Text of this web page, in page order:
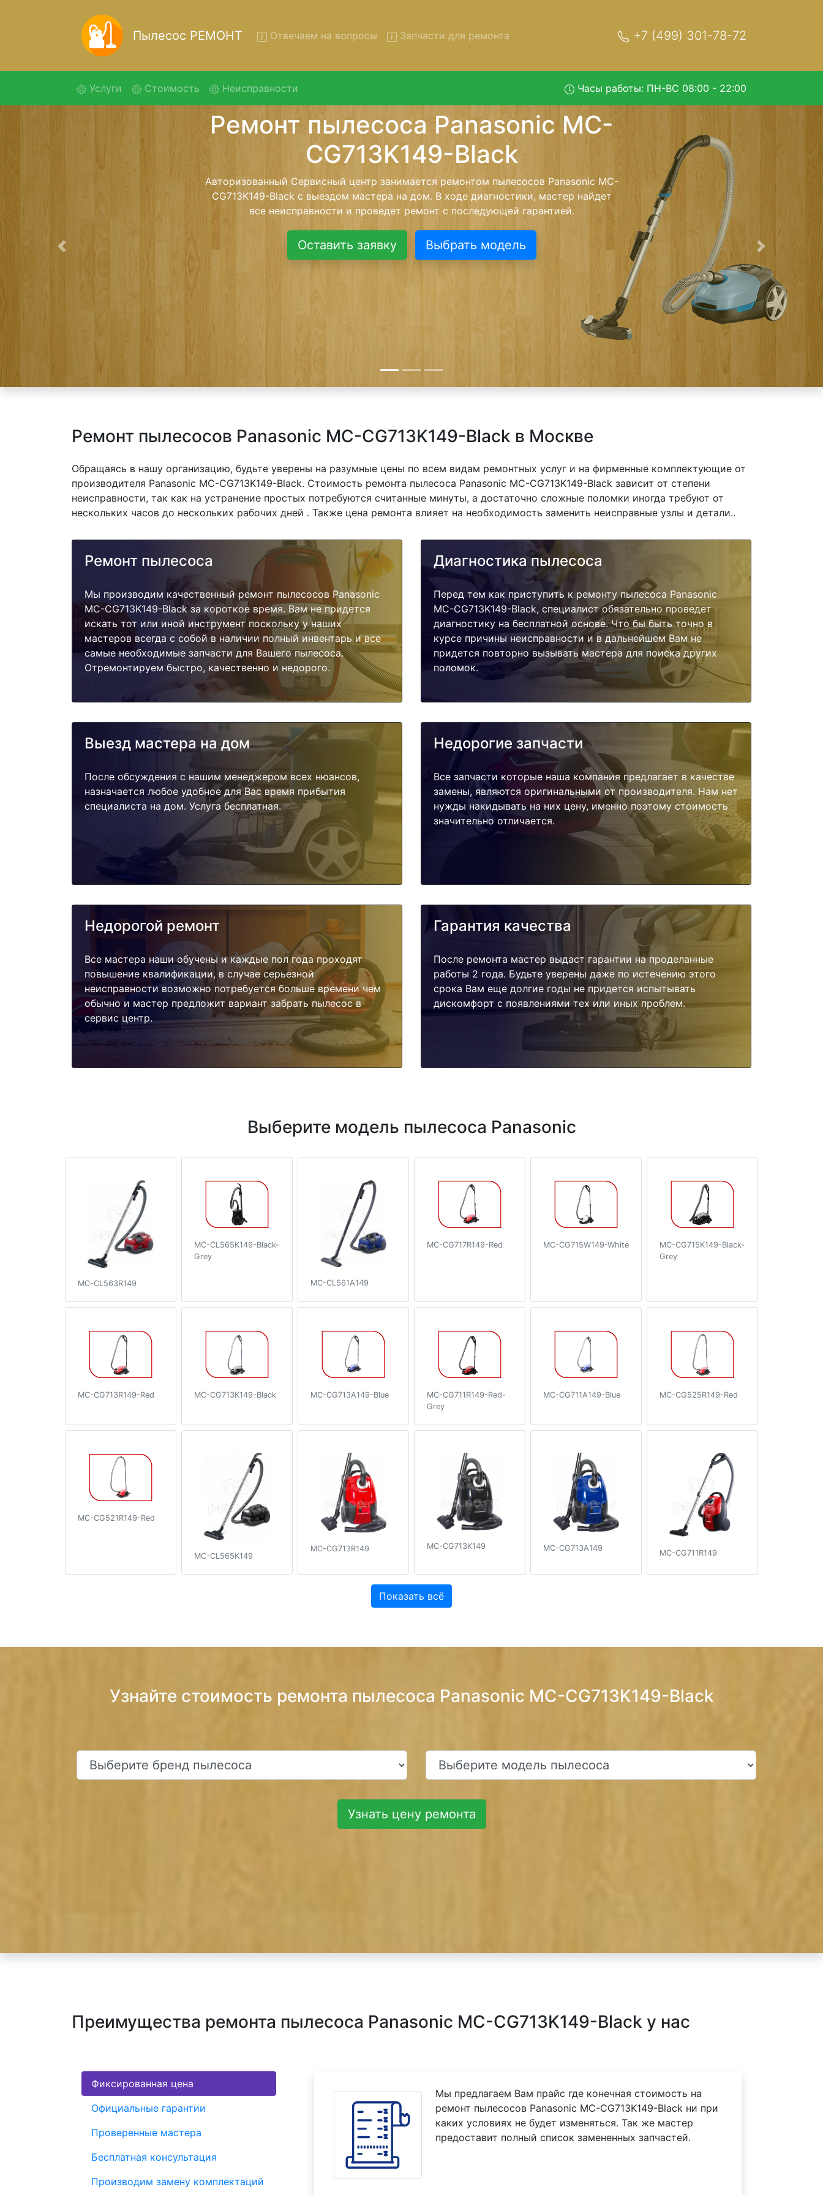
Пылесос РЕМОНТ Отвечаем на вопросы Запчасти для ремонта +7 (499) 301-78-72
Услуги (current)Стоимость Неисправности Часы работы: ПН-ВС 08:00 - 22:00
Ремонт пылесосов Panasonic MC-
CG713K149-Black с вывозом в сервис
Ремонт пылесосов Panasonic MC-CG713K149-Black с вывозом в сервисный центр и
обратно - с помощью нашей бесплатной услуги, специалист заберет Ваш пылесос
для дальнейшего более детального ремонта. Оговоренная стоимость ремонта
останется неизменно при возвращении видеотехники обратно.
Оставить заявку Выбрать модель
Предыдущая Следующая
Ремонт пылесосов Panasonic MC-CG713K149-Black в Москве
Обращаясь в нашу организацию, будьте уверены на разумные цены по всем видам ремонтных услуг и на фирменные комплектующие от
производителя Panasonic MC-CG713K149-Black. Стоимость ремонта пылесоса Panasonic MC-CG713K149-Black зависит от степени
неисправности, так как на устранение простых потребуются считанные минуты, а достаточно сложные поломки иногда требуют от
нескольких часов до нескольких рабочих дней . Также цена ремонта влияет на необходимость заменить неисправные узлы и детали..
Ремонт пылесоса
Мы производим качественный ремонт пылесосов Panasonic
MC-CG713K149-Black за короткое время. Вам не придется
искать тот или иной инструмент поскольку у наших
мастеров всегда с собой в наличии полный инвентарь и все
самые необходимые запчасти для Вашего пылесоса.
Отремонтируем быстро, качественно и недорого.
Диагностика пылесоса
Перед тем как приступить к ремонту пылесоса Panasonic
MC-CG713K149-Black, специалист обязательно проведет
диагностику на бесплатной основе. Что бы быть точно в
курсе причины неисправности и в дальнейшем Вам не
придется повторно вызывать мастера для поиска других
поломок.
Выезд мастера на дом
После обсуждения с нашим менеджером всех нюансов,
назначается любое удобное для Вас время прибытия
специалиста на дом. Услуга бесплатная.
Недорогие запчасти
Все запчасти которые наша компания предлагает в качестве
замены, являются оригинальными от производителя. Нам нет
нужды накидывать на них цену, именно поэтому стоимость
значительно отличается.
Недорогой ремонт
Все мастера наши обучены и каждые пол года проходят
повышение квалификации, в случае серьезной
неисправности возможно потребуется больше времени чем
обычно и мастер предложит вариант забрать пылесос в
сервис центр.
Гарантия качества
После ремонта мастер выдаст гарантии на проделанные
работы 2 года. Будьте уверены даже по истечению этого
срока Вам еще долгие годы не придется испытывать
дискомфорт с появлениями тех или иных проблем.
Выберите модель пылесоса Panasonic
MC-CL563R149
MC-CL565K149-Black-
Grey
MC-CL561A149
MC-CG717R149-Red MC-CG715W149-White
MC-CG715K149-Black-
Grey
MC-CG713R149-Red MC-CG713K149-Black MC-CG713A149-Blue
MC-CG711R149-Red-
Grey
MC-CG711A149-Blue MC-CG525R149-Red
MC-CG521R149-Red
MC-CL565K149
MC-CG713R149 MC-CG713K149 MC-CG713A149
MC-CG711R149
Показать всё
Узнайте стоимость ремонта пылесоса Panasonic MC-CG713K149-Black
Узнать цену ремонта
Преимущества ремонта пылесоса Panasonic MC-CG713K149-Black у нас
Фиксированная цена
Официальные гарантии
Проверенные мастера
Бесплатная консультация
Производим замену комплектаций
Мы предлагаем Вам прайс где конечная стоимость на
ремонт пылесосов Panasonic MC-CG713K149-Black ни при
каких условиях не будет изменяться. Так же мастер
предоставит полный список замененных запчастей.